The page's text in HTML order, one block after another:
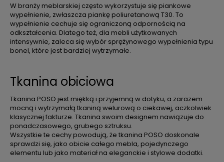
W branży meblarskiej często wykorzystuje się piankowe
wypełnienie, zwłaszcza piankę poliuretanową T30. To
wypełnienie cechuje się ograniczoną odpornością na
odkształcenia. Dlatego też, dla mebli użytkowanych
intensywnie, zaleca się wybór sprężynowego wypełnienia typu
bonel, które jest bardziej wytrzymałe.
Tkanina obiciowa
Tkanina POSO jest miękką i przyjemną w dotyku, a zarazem
mocną i wytrzymałą tkaniną welurową o ciekawej, aczkolwiek
klasycznej fakturze. Tkanina swoim designem nawiązuje do
ponadczasowego, grubego sztruksu.
Wszystkie te cechy powodują, że tkanina POSO doskonale
sprawdzi się, jako obicie całego mebla, pojedynczego
elementu lub jako materiał na eleganckie i stylowe dodatki.